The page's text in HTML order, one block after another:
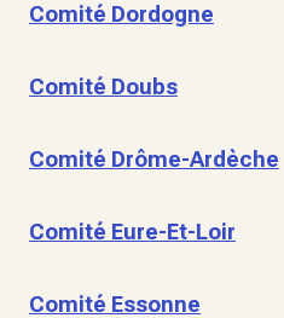
Comité Dordogne
Comité Doubs
Comité Drôme-Ardèche
Comité Eure-Et-Loir
Comité Essonne